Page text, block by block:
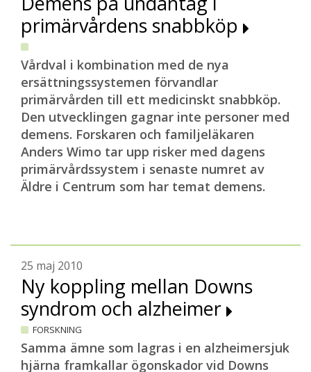
primärvårdens snabbköp
Vårdval i kombination med de nya
ersättningssystemen förvandlar
primärvården till ett medicinskt snabbköp.
Den utvecklingen gagnar inte personer med
demens. Forskaren och familjeläkaren
Anders Wimo tar upp risker med dagens
primärvårdssystem i senaste numret av
Äldre i Centrum som har temat demens.
25 maj 2010
Ny koppling mellan Downs
syndrom och alzheimer
FORSKNING
Samma ämne som lagras i en alzheimersjuk
hjärna framkallar ögonskador vid Downs